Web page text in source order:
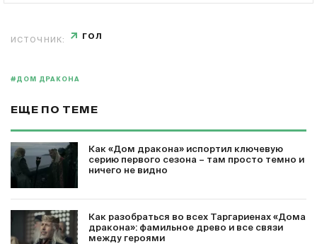
ИСТОЧНИК: ГОЛ
#ДОМ ДРАКОНА
ЕЩЕ ПО ТЕМЕ
Как «Дом дракона» испортил ключевую
серию первого сезона – там просто темно и
ничего не видно
Как разобраться во всех Таргариенах «Дома
дракона»: фамильное древо и все связи
между героями